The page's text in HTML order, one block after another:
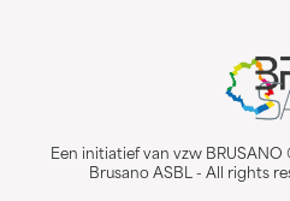
Een initiatief van vzw BRUSANO
Brusano ASBL - All rights